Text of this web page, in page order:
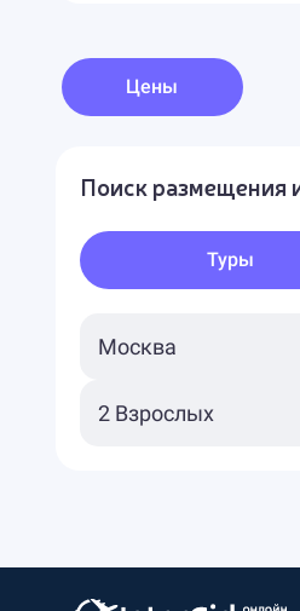
Цены
Поиск размещения
Туры